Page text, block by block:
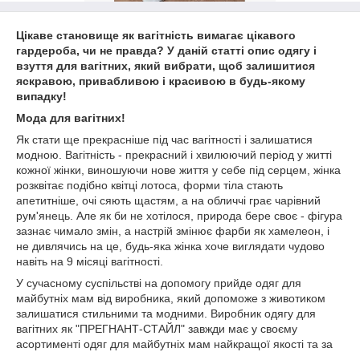
Цікаве становище як вагітність вимагає цікавого
гардероба, чи не правда? У даній статті опис одягу і
взуття для вагітних, який вибрати, щоб залишитися
яскравою, привабливою і красивою в будь-якому
випадку!
Мода для вагітних!
Як стати ще прекрасніше під час вагітності і залишатися
модною. Вагітність - прекрасний і хвилюючий період у житті
кожної жінки, виношуючи нове життя у себе під серцем, жінка
розквітає подібно квітці лотоса, форми тіла стають
апетитніше, очі сяють щастям, а на обличчі грає чарівний
рум'янець. Але як би не хотілося, природа бере своє - фігура
зазнає чимало змін, а настрій змінює фарби як хамелеон, і
не дивлячись на це, будь-яка жінка хоче виглядати чудово
навіть на 9 місяці вагітності.
У сучасному суспільстві на допомогу прийде одяг для
майбутніх мам від виробника, який допоможе з животиком
залишатися стильними та модними. Виробник одягу для
вагітних як "ПРЕГНАНТ-СТАЙЛ" завжди має у своєму
асортименті одяг для майбутніх мам найкращої якості та за